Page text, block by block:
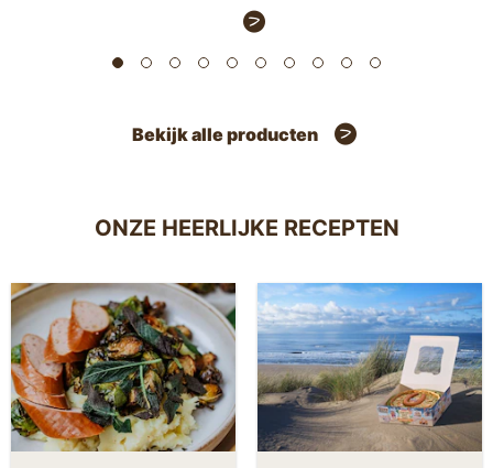
Bekijk alle producten
ONZE HEERLIJKE RECEPTEN